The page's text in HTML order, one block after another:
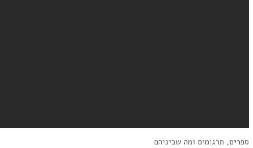
ספרים, תרגומים ומה שביניהם